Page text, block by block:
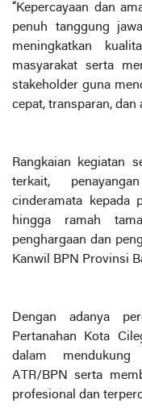
“Kepercayaan dan
penuh tanggung
meningkatkan
masyarakat serta
stakeholder guna
cepat, transparan, dan
Rangkaian kegiatan
terkait,
cinderamata kepada
hingga ramah
penghargaan dan
Kanwil BPN Provinsi
Dengan adanya
Pertanahan Kota
dalam mendukung
ATR/BPN serta
profesional dan